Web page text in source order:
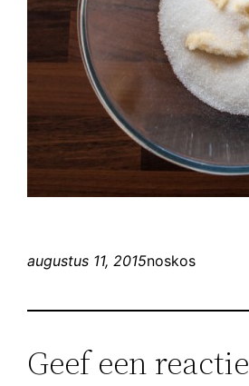
augustus 11, 2015noskos
Geef een reactie